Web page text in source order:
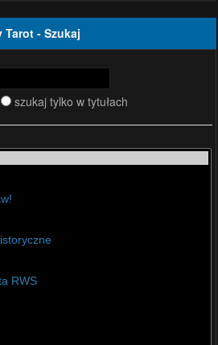
Tarot - Szukaj
szukaj tylko w tytułach